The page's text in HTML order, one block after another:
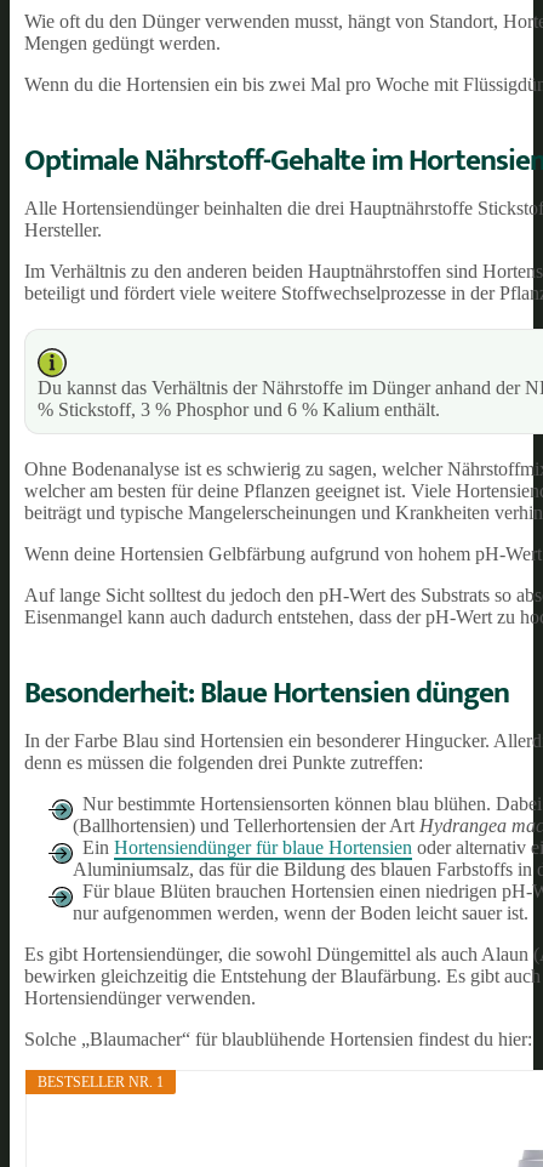
Wie oft du den Dünger verwenden musst, hängt von Standort,
Mengen gedüngt werden.
Wenn du die Hortensien ein bis zwei Mal pro Woche mit
Optimale Nährstoff-Gehalte im
Alle Hortensiendünger beinhalten die drei Hauptnährstoffe
Hersteller.
Im Verhältnis zu den anderen beiden Hauptnährstoffen sind
beteiligt und fördert viele weitere Stoffwechselprozesse in der
Du kannst das Verhältnis der Nährstoffe im Dünger anhand der
% Stickstoff, 3 % Phosphor und 6 % Kalium enthält.
Ohne Bodenanalyse ist es schwierig zu sagen, welcher
welcher am besten für deine Pflanzen geeignet ist. Viele
beiträgt und typische Mangelerscheinungen und Krankheiten
Wenn deine Hortensien Gelbfärbung aufgrund von hohem pH-
Auf lange Sicht solltest du jedoch den pH-Wert des Substrats so
Eisenmangel kann auch dadurch entstehen, dass der pH-Wert zu
Besonderheit: Blaue Hortensien düngen
In der Farbe Blau sind Hortensien ein besonderer Hingucker.
denn es müssen die folgenden drei Punkte zutreffen:
Nur bestimmte Hortensiensorten können blau blühen.
(Ballhortensien) und Tellerhortensien der Art Hydrangea
Ein Hortensiendünger für blaue Hortensien oder alternativ
Aluminiumsalz, das für die Bildung des blauen Farbstoffs in
Für blaue Blüten brauchen Hortensien einen niedrigen
nur aufgenommen werden, wenn der Boden leicht sauer ist.
Es gibt Hortensiendünger, die sowohl Düngemittel als auch
bewirken gleichzeitig die Entstehung der Blaufärbung. Es gibt
Hortensiendünger verwenden.
Solche „Blaumacher“ für blaublühende Hortensien findest du hier:
BESTSELLER NR. 1